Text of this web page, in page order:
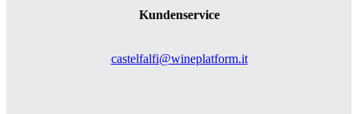
Kundenservice
castelfalfi@wineplatform.it